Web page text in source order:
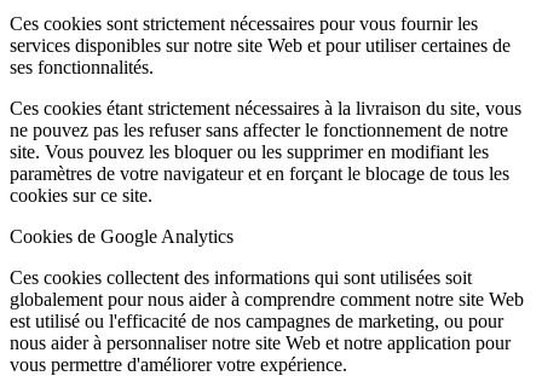
Ces cookies sont strictement nécessaires pour vous fournir les
services disponibles sur notre site Web et pour utiliser certaines de
ses fonctionnalités.
Ces cookies étant strictement nécessaires à la livraison du site, vous
ne pouvez pas les refuser sans affecter le fonctionnement de notre
site. Vous pouvez les bloquer ou les supprimer en modifiant les
paramètres de votre navigateur et en forçant le blocage de tous les
cookies sur ce site.
Cookies de Google Analytics
Ces cookies collectent des informations qui sont utilisées soit
globalement pour nous aider à comprendre comment notre site Web
est utilisé ou l'efficacité de nos campagnes de marketing, ou pour
nous aider à personnaliser notre site Web et notre application pour
vous permettre d'améliorer votre expérience.